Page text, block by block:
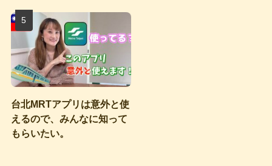
台北MRTアプリは意外と使
えるので、みんなに知って
もらいたい。